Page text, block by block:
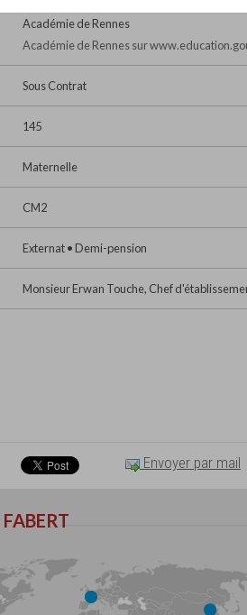
Académie de Rennes
Académie de Rennes sur
Sous Contrat
145
Maternelle
CM2
Externat • Demi-pension
Monsieur Erwan Touche, Chef
Envoyer par mail
FABERT